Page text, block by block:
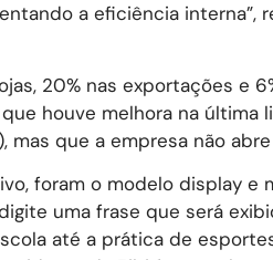
a eficiência interna”,
20% nas exportações e
houve melhora na última
que a empresa não
foram o modelo display e
uma frase que será
até a prática de